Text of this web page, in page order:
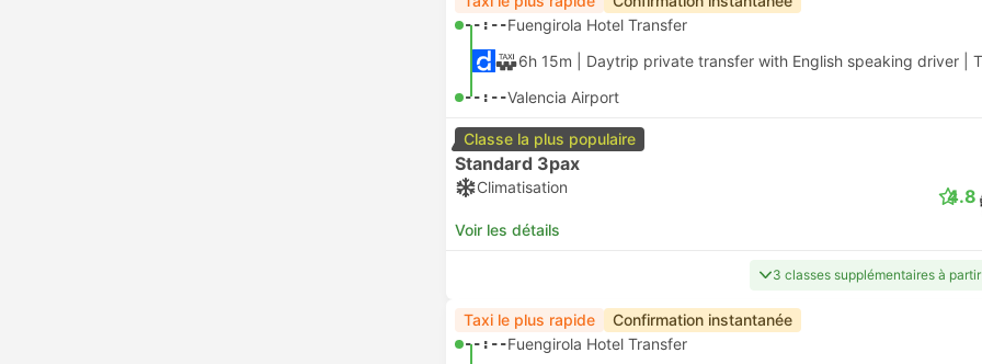
--:--Fuengirola Hotel Transfer
6h 15m | Daytrip private transfer with English speaking driver
--:--Valencia Airport
Classe la plus populaire
Standard 3pax
Climatisation
Voir les détails
4.8
3 classes supplémentaires à
Taxi le plus rapide Confirmation instantanée
--:--Fuengirola Hotel Transfer